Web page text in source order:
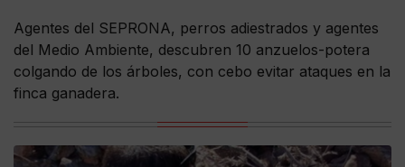
Agentes del SEPRONA, perros adiestrados y agentes
del Medio Ambiente, descubren 10 anzuelos-potera
colgando de los árboles, con cebo evitar ataques en la
finca ganadera.